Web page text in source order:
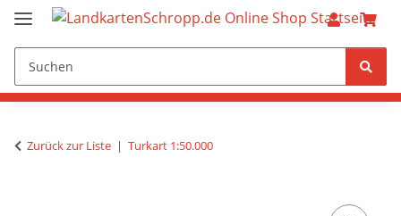
Zurück zur Liste Turkart 1:50.000